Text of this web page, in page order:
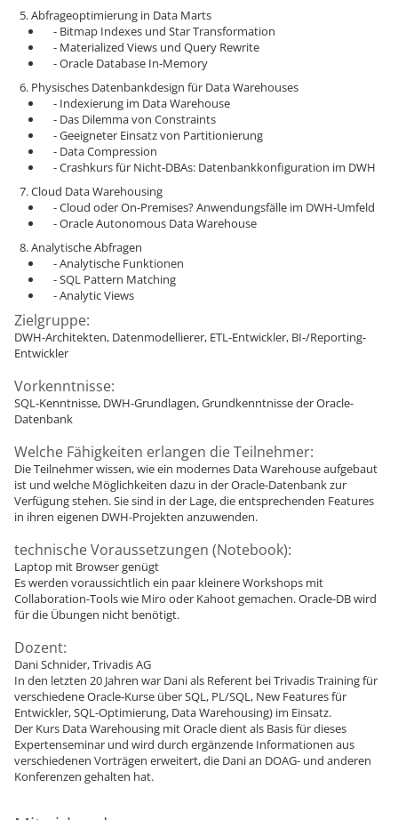
5. Abfrageoptimierung in Data Marts
- Bitmap Indexes und Star Transformation
- Materialized Views und Query Rewrite
- Oracle Database In-Memory
6. Physisches Datenbankdesign für Data Warehouses
- Indexierung im Data Warehouse
- Das Dilemma von Constraints
- Geeigneter Einsatz von Partitionierung
- Data Compression
- Crashkurs für Nicht-DBAs: Datenbankkonfiguration im DWH
7. Cloud Data Warehousing
- Cloud oder On-Premises? Anwendungsfälle im DWH-Umfeld
- Oracle Autonomous Data Warehouse
8. Analytische Abfragen
- Analytische Funktionen
- SQL Pattern Matching
- Analytic Views
Zielgruppe:
DWH-Architekten, Datenmodellierer, ETL-Entwickler, BI-/Reporting-
Entwickler
Vorkenntnisse:
SQL-Kenntnisse, DWH-Grundlagen, Grundkenntnisse der Oracle-
Datenbank
Welche Fähigkeiten erlangen die Teilnehmer:
Die Teilnehmer wissen, wie ein modernes Data Warehouse aufgebaut
ist und welche Möglichkeiten dazu in der Oracle-Datenbank zur
Verfügung stehen. Sie sind in der Lage, die entsprechenden Features
in ihren eigenen DWH-Projekten anzuwenden.
technische Voraussetzungen (Notebook):
Laptop mit Browser genügt
Es werden voraussichtlich ein paar kleinere Workshops mit
Collaboration-Tools wie Miro oder Kahoot gemachen. Oracle-DB wird
für die Übungen nicht benötigt.
Dozent:
Dani Schnider, Trivadis AG
In den letzten 20 Jahren war Dani als Referent bei Trivadis Training für
verschiedene Oracle-Kurse über SQL, PL/SQL, New Features für
Entwickler, SQL-Optimierung, Data Warehousing) im Einsatz.
Der Kurs Data Warehousing mit Oracle dient als Basis für dieses
Expertenseminar und wird durch ergänzende Informationen aus
verschiedenen Vorträgen erweitert, die Dani an DOAG- und anderen
Konferenzen gehalten hat.